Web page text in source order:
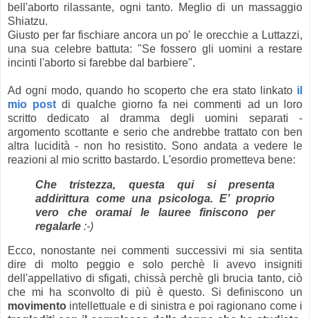
bell'aborto rilassante, ogni tanto. Meglio di un massaggio
Shiatzu.
Giusto per far fischiare ancora un po' le orecchie a Luttazzi,
una sua celebre battuta: "Se fossero gli uomini a restare
incinti l'aborto si farebbe dal barbiere".
Ad ogni modo, quando ho scoperto che era stato linkato il
mio post di qualche giorno fa nei commenti ad un loro
scritto dedicato al dramma degli uomini separati -
argomento scottante e serio che andrebbe trattato con ben
altra lucidità - non ho resistito. Sono andata a vedere le
reazioni al mio scritto bastardo. L'esordio prometteva bene:
Che tristezza, questa qui si presenta
addirittura come una psicologa. E’ proprio
vero che oramai le lauree finiscono per
regalarle :-)
Ecco, nonostante nei commenti successivi mi sia sentita
dire di molto peggio e solo perchè li avevo insigniti
dell'appellativo di sfigati, chissà perchè gli brucia tanto, ciò
che mi ha sconvolto di più è questo. Si definiscono un
movimento intellettuale e di sinistra e poi ragionano come i